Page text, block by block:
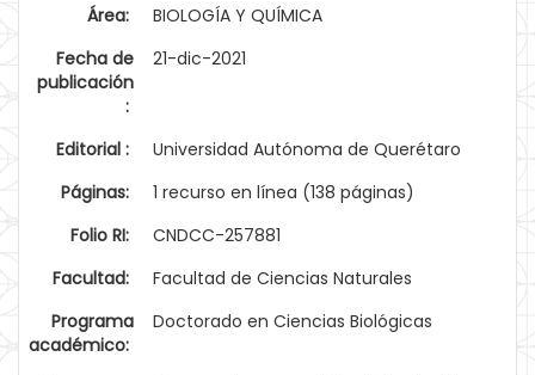
Área:
BIOLOGÍA Y QUÍMICA
Fecha de
publicación
:
21-dic-2021
Editorial :
Universidad Autónoma de Querétaro
Páginas:
1 recurso en línea (138 páginas)
Folio RI:
CNDCC-257881
Facultad:
Facultad de Ciencias Naturales
Programa
académico:
Doctorado en Ciencias Biológicas